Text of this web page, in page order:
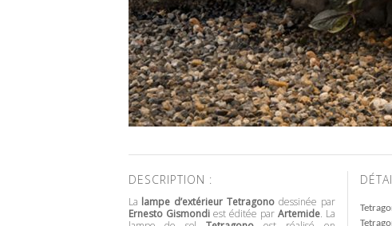
DESCRIPTION :
La lampe d’extérieur Tetragonodessinée par
Ernesto Gismondiest éditée par Artemide. La